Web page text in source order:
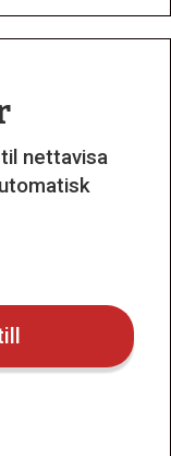
nettavisa